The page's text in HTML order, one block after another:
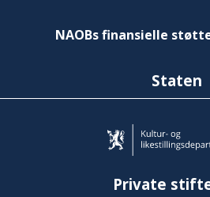
NAOBs finansielle
Staten
Private